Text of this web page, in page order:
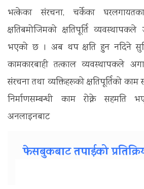
भत्केका संरचना, चर्केका
क्षतिबमोजिमको क्षतिपूर्ति
भएको छ । अब थप क्षति हुन नदिने
कामकारबाही तत्काल व्यवस्थापकले
संरचना तथा व्यक्तिहरूको क्षतिपूर्तिको
निर्माणसम्बन्धी काम रोक्ने सहमति
अनलाइनबाट
फेसबुकबाट तपाईको